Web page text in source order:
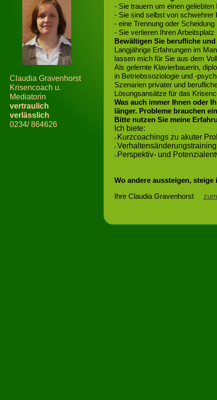
- Sie trauern um einen geliebten
- Sie sind selbst von schwehrer
- eine Trennung oder Scheidung
- Sie verlieren Ihren Arbeitsplatz
Bewältigen Sie berufliche
Langjährige Erfahrungen im
lassen mich für Sie aus dem
Als gelernte Klavierbauerin,
in Betriebssoziologie und -
Szenarien privater und
Lösungsansätze für das
Was auch immer Ihnen oder
länger. Probleme brauchen
Bitte nutzen Sie meine
Ich biete:
 Kurzcoachings zu akuter

 Perspektiv- und
Wo andere aussteigen,
Ihre Claudia Gravenhorst
Claudia Gravenhorst
Krisencoach u.
Mediatorin
vertraulich
verlässlich
0234/ 864626